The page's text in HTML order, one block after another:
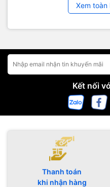
Xem
Kết nối
Thanh toán
khi nhận hàng